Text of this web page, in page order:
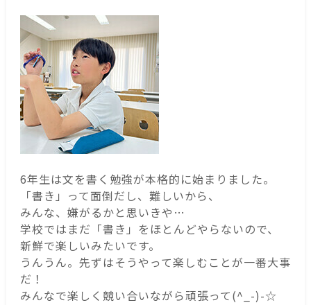
6年生は文を書く勉強が本格的に始まりました。
「書き」って面倒だし、難しいから、
みんな、嫌がるかと思いきや…
学校ではまだ「書き」をほとんどやらないので、
新鮮で楽しいみたいです。
うんうん。先ずはそうやって楽しむことが一番大事
だ！
みんなで楽しく競い合いながら頑張って(^_-)-☆